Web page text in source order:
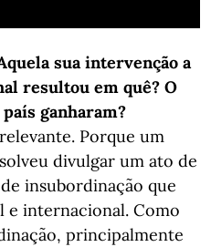
sua intervenção a
resultou em quê? O
ganharam?
Porque um
divulgar um ato de
insubordinação que
e internacional. Como
principalmente